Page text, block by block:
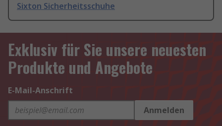
Sixton Sicherheitsschuhe
Exklusiv für Sie unsere neuesten
Produkte und Angebote
E-Mail-Anschrift
Anmelden